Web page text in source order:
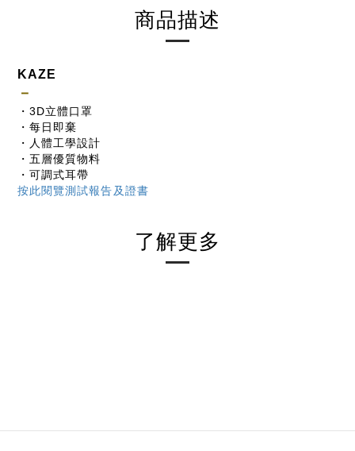
商品描述
KAZE
－
・3D立體口罩
・每日即棄
・人體工學設計
・五層優質物料
・可調式耳帶
按此閱覽測試報告及證書
了解更多